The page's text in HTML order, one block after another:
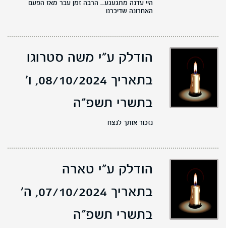
היי עדנה מתגעגע.... הרבה זמן עבר מאז הפעם
האחרונה שדיברנו
הודלק ע"י משה סטרוגו
בתאריך 08/10/2024,
ו'
בתשרי תשפ"ה
נזכור אותך לנצח
הודלק ע"י טארה
בתאריך 07/10/2024,
ה'
בתשרי תשפ"ה